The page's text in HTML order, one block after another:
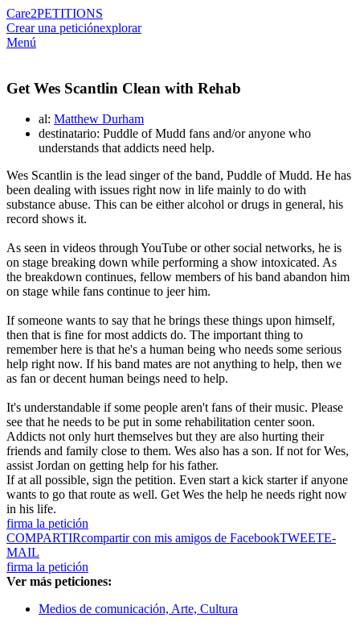
Care2PETITIONS
Crear una peticiónexplorar
Menú
Get Wes Scantlin Clean with Rehab
al: Matthew Durham
destinatario: Puddle of Mudd fans and/or anyone who
understands that addicts need help.
Wes Scantlin is the lead singer of the band, Puddle of Mudd. He has
been dealing with issues right now in life mainly to do with
substance abuse. This can be either alcohol or drugs in general, his
record shows it.
As seen in videos through YouTube or other social networks, he is
on stage breaking down while performing a show intoxicated. As
the breakdown continues, fellow members of his band abandon him
on stage while fans continue to jeer him.
If someone wants to say that he brings these things upon himself,
then that is fine for most addicts do. The important thing to
remember here is that he's a human being who needs some serious
help right now. If his band mates are not anything to help, then we
as fan or decent human beings need to help.
It's understandable if some people aren't fans of their music. Please
see that he needs to be put in some rehabilitation center soon.
Addicts not only hurt themselves but they are also hurting their
friends and family close to them. Wes also has a son. If not for Wes,
assist Jordan on getting help for his father.
If at all possible, sign the petition. Even start a kick starter if anyone
wants to go that route as well. Get Wes the help he needs right now
in his life.
firma la petición
COMPARTIRcompartir con mis amigos de FacebookTWEETE-
MAIL
firma la petición
Ver más peticiones:
Medios de comunicación, Arte, Cultura